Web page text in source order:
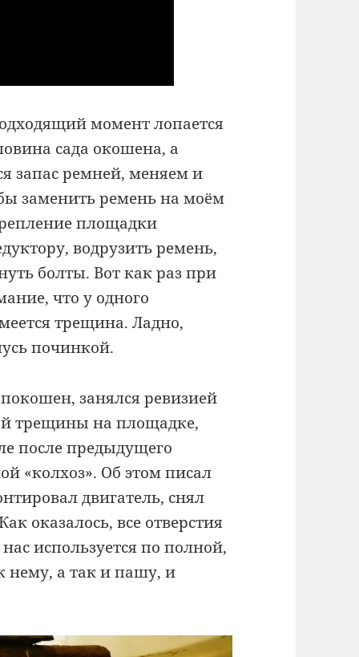
момент лопается
сада окошена, а
запас ремней, меняем и
заменить ремень на моём
площадки
водрузить ремень,
болты. Вот как раз при
что у одного
трещина. Ладно,
починкой.
занялся ревизией
трещины на площадке,
после предыдущего
«колхоз». Об этом писал
двигатель, снял
оказалось, все отверстия
используется по полной,
нему, а так и пашу, и